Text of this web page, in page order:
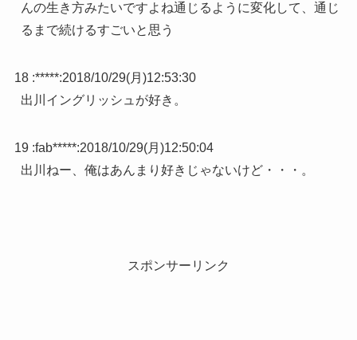
んの生き方みたいですよね通じるように変化して、通じ
るまで続けるすごいと思う
18 :*****:2018/10/29(月)12:53:30
出川イングリッシュが好き。
19 :fab*****:2018/10/29(月)12:50:04
出川ねー、俺はあんまり好きじゃないけど・・・。
スポンサーリンク